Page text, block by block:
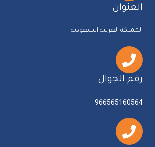
العنوان
المملكه العربيه السعوديه
رقم الجوال
966565160564